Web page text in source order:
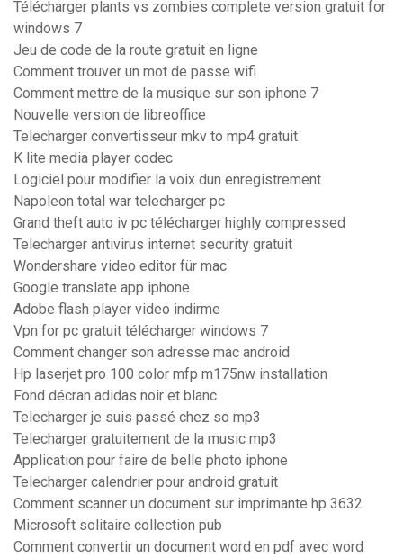
Télécharger plants vs zombies complete version gratuit for
windows 7
Jeu de code de la route gratuit en ligne
Comment trouver un mot de passe wifi
Comment mettre de la musique sur son iphone 7
Nouvelle version de libreoffice
Telecharger convertisseur mkv to mp4 gratuit
K lite media player codec
Logiciel pour modifier la voix dun enregistrement
Napoleon total war telecharger pc
Grand theft auto iv pc télécharger highly compressed
Telecharger antivirus internet security gratuit
Wondershare video editor für mac
Google translate app iphone
Adobe flash player video indirme
Vpn for pc gratuit télécharger windows 7
Comment changer son adresse mac android
Hp laserjet pro 100 color mfp m175nw installation
Fond décran adidas noir et blanc
Telecharger je suis passé chez so mp3
Telecharger gratuitement de la music mp3
Application pour faire de belle photo iphone
Telecharger calendrier pour android gratuit
Comment scanner un document sur imprimante hp 3632
Microsoft solitaire collection pub
Comment convertir un document word en pdf avec word